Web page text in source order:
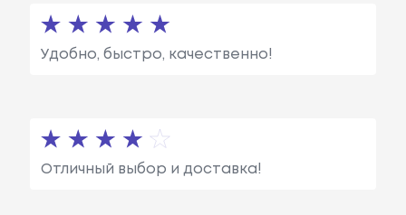
Удобно, быстро, качественно!
Отличный выбор и доставка!